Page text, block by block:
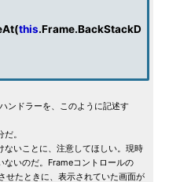
(this.Frame.BackStackD
ンドラーを、このように記述す
。
いことに、注意してほしい。現時
ないのだ。Frameコントロールの
せたときに、表示されていた画面が